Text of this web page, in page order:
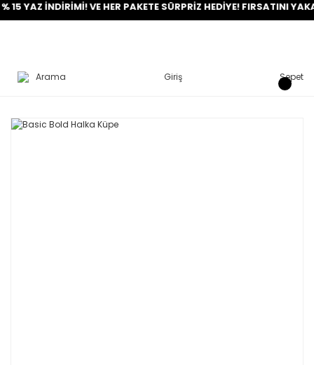
İNDİRİMİ! VE HER PAKETE SÜRPRİZ HEDİYE! FIRSATINI YAKALA!
Arama Giriş Sepet